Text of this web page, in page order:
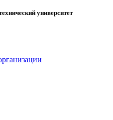
университет